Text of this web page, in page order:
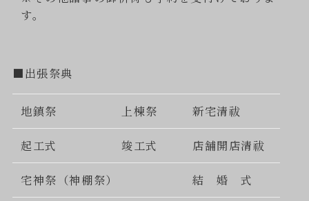
す。
■出張祭典
地鎮祭 上棟祭 新宅清祓
起工式 竣工式 店舗開店清祓
宅神祭（神棚祭） 結 婚 式